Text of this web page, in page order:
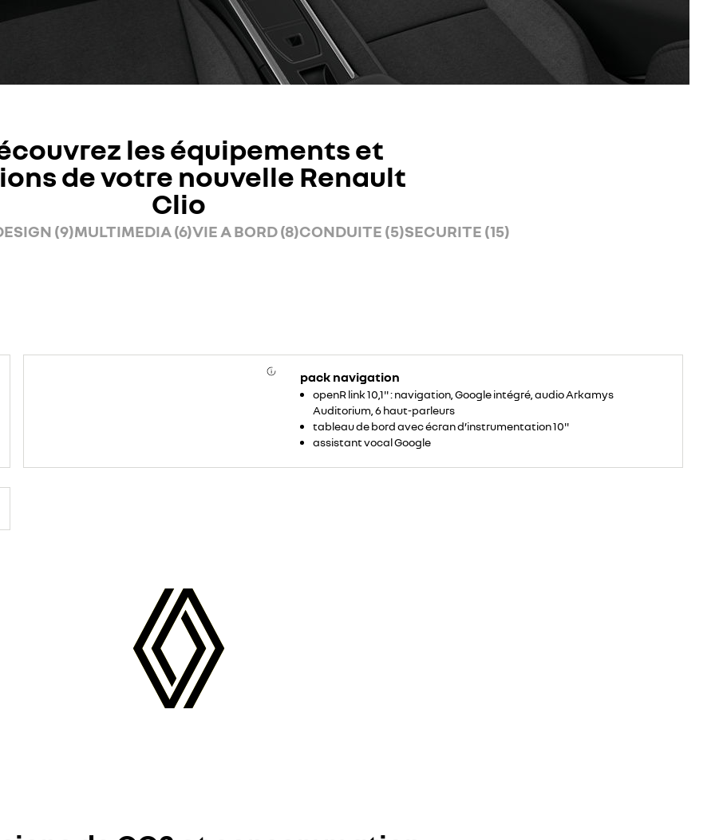
les équipements et
de votre nouvelle Renault
Clio
(9)MULTIMEDIA (6)VIE A BORD (8)CONDUITE (5)SECURITE (15)
pack navigation
openR link 10,1'' : navigation, Google intégré, audio Arkamys
Auditorium, 6 haut-parleurs
tableau de bord avec écran d’instrumentation 10''
assistant vocal Google